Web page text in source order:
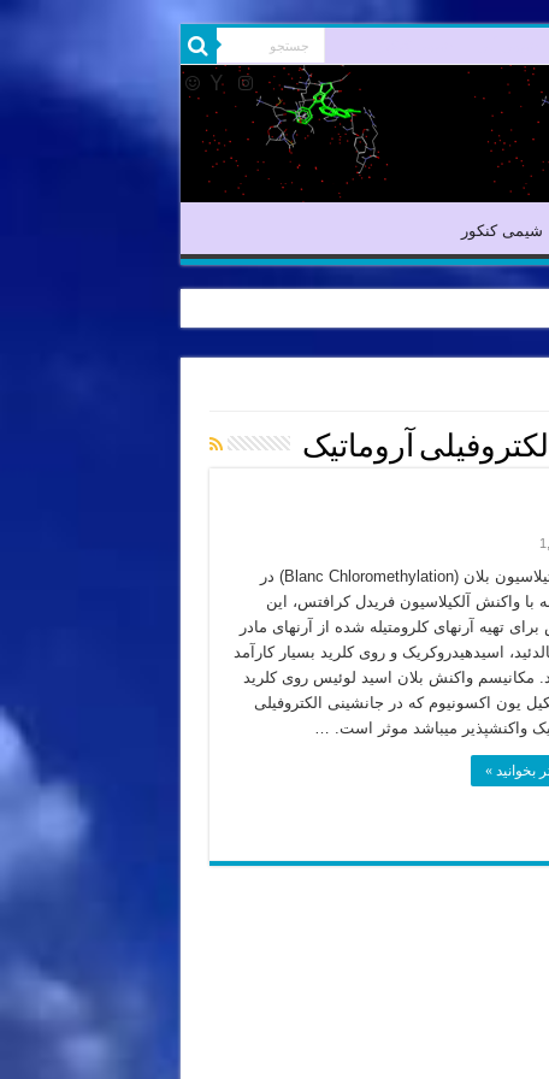
شیمی کنکور
آروماتیک
کلرومتیلاسیون بلان (Blanc Chloromethylation) در
با واکنش آلکیلاسیون فریدل کرافتس، این
تهیه آرنهای کلرومتیله شده از آرنهای مادر
اسیدهیدروکریک و روی کلرید بسیار کارآمد
مکانیسم واکنش بلان اسید لوئیس روی کلرید
یون اکسونیوم که در جانشینی الکتروفیلی
واکنشپذیر میباشد موثر است. …
بخوانید »